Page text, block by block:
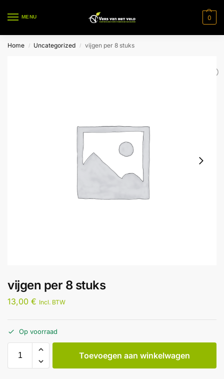
MENU 0
Home / Uncategorized / vijgen per 8 stuks
vijgen per 8 stuks
13,00 € Incl. BTW
Op voorraad
Toevoegen aan winkelwagen